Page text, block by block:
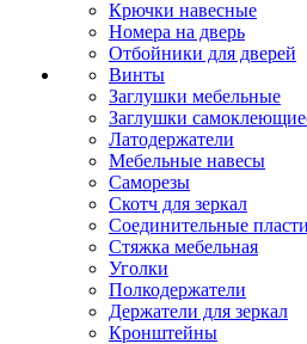
Крючки навесные
Номера на дверь
Отбойники для дверей
Винты
Заглушки мебельные
Заглушки
Латодержатели
Мебельные навесы
Саморезы
Скотч для зеркал
Соединительные
Стяжка мебельная
Уголки
Полкодержатели
Держатели для зеркал
Кронштейны